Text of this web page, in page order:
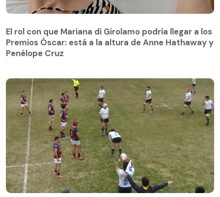
El rol con que Mariana di Girolamo podría llegar a los
Premios Óscar: está a la altura de Anne Hathaway y
Penélope Cruz